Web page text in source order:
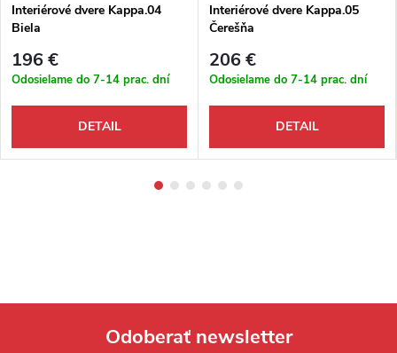
Interiérové dvere Kappa.04
Biela
196 €
Odosielame do 7-14 prac. dní
DETAIL
Interiérové dvere Kappa.05
Čerešňa
206 €
Odosielame do 7-14 prac. dní
DETAIL
Odoberať newsletter